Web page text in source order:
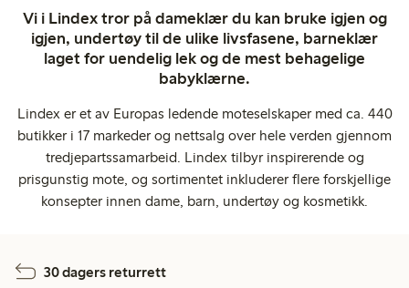
Vi i Lindex tror på dameklær du kan bruke igjen og
igjen, undertøy til de ulike livsfasene, barneklær
laget for uendelig lek og de mest behagelige
babyklærne.
Lindex er et av Europas ledende moteselskaper med ca. 440
butikker i 17 markeder og nettsalg over hele verden gjennom
tredjepartssamarbeid. Lindex tilbyr inspirerende og
prisgunstig mote, og sortimentet inkluderer flere forskjellige
konsepter innen dame, barn, undertøy og kosmetikk.
30 dagers returrett